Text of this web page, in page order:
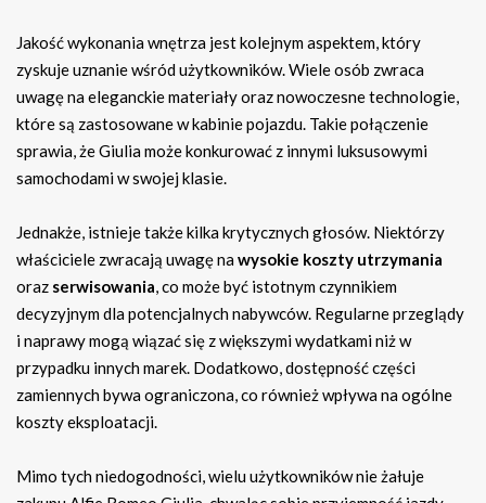
Jakość wykonania wnętrza jest kolejnym aspektem, który
zyskuje uznanie wśród użytkowników. Wiele osób zwraca
uwagę na eleganckie materiały oraz nowoczesne technologie,
które są zastosowane w kabinie pojazdu. Takie połączenie
sprawia, że Giulia może konkurować z innymi luksusowymi
samochodami w swojej klasie.
Jednakże, istnieje także kilka krytycznych głosów. Niektórzy
właściciele zwracają uwagę nawysokie koszty utrzymania
oraz serwisowania, co może być istotnym czynnikiem
decyzyjnym dla potencjalnych nabywców. Regularne przeglądy
i naprawy mogą wiązać się z większymi wydatkami niż w
przypadku innych marek. Dodatkowo, dostępność części
zamiennych bywa ograniczona, co również wpływa na ogólne
koszty eksploatacji.
Mimo tych niedogodności, wielu użytkowników nie żałuje